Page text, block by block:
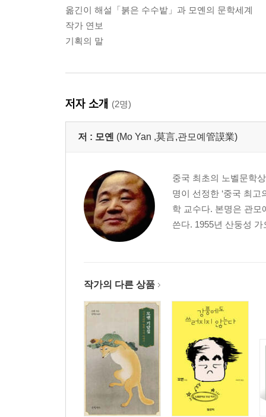
옮긴이 해설「붉은 수수밭」과 모옌의 문학세계
작가 연보
기획의 말
저자 소개 (2명)
저 : 모옌 (Mo Yan ,莫言,관모예管謨業)
중국 최초의 노벨문학
명이 선정한 ‘중국 최
학 교수다. 본명은 관모
쓴다. 1955년 산둥성
작가의 다른 상품